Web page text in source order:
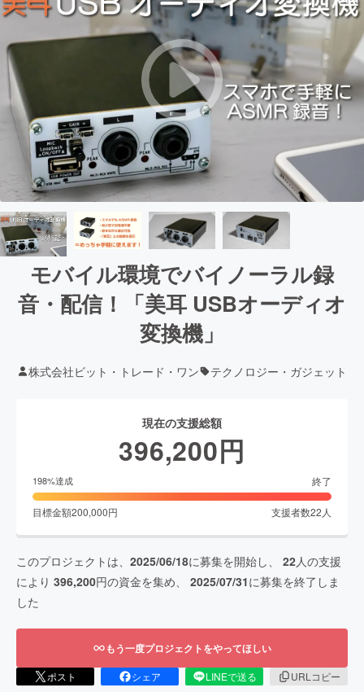
モバイル環境でバイノーラル録
音・配信！「美耳 USBオーディオ
変換機」
株式会社ビット・トレード・ワン テクノロジー・ガジェット
現在の支援総額
396,200円
198%達成 終了
目標金額200,000円 支援者数22 人
このプロジェクトは、 2025/06/18に募集を開始し、 22人の支援
により 396,200円の資金を集め、 2025/07/31に募集を終了しま
した
もう一度プロジェクトをやってほしい
ポスト シェア LINEで送る
URLコピー